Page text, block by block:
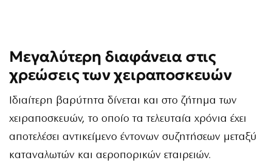
Μεγαλύτερη διαφάνεια στις
χρεώσεις των χειραποσκευών
Ιδιαίτερη βαρύτητα δίνεται και στο ζήτημα των
χειραποσκευών, το οποίο τα τελευταία χρόνια έχει
αποτελέσει αντικείμενο έντονων συζητήσεων μεταξύ
καταναλωτών και αεροπορικών εταιρειών.